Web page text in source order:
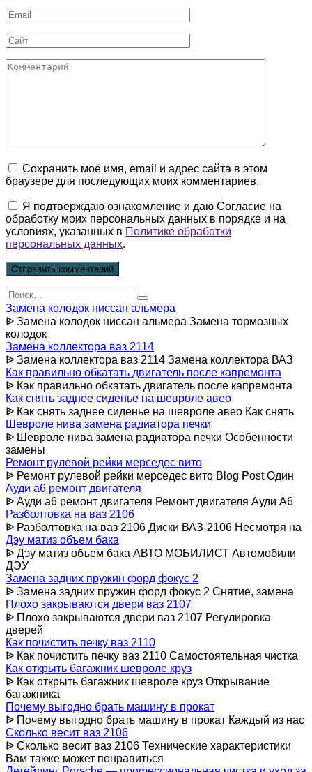
Email
*
Сайт
Комментарий
Сохранить моё имя, email и адрес сайта в этом
браузере для последующих моих комментариев.
Я подтверждаю ознакомление и даю Согласие на
обработку моих персональных данных в порядке и на
условиях, указанных в Политике обработки
персональных данных.
Search
for:
Замена колодок ниссан альмера
ᐉ Замена колодок ниссан альмера Замена тормозных
колодок
Замена коллектора ваз 2114
ᐉ Замена коллектора ваз 2114 Замена коллектора ВАЗ
Как правильно обкатать двигатель после капремонта
ᐉ Как правильно обкатать двигатель после капремонта
Как снять заднее сиденье на шевроле авео
ᐉ Как снять заднее сиденье на шевроле авео Как снять
Шевроле нива замена радиатора печки
ᐉ Шевроле нива замена радиатора печки Особенности
замены
Ремонт рулевой рейки мерседес вито
ᐉ Ремонт рулевой рейки мерседес вито Blog Post Один
Ауди а6 ремонт двигателя
ᐉ Ауди а6 ремонт двигателя Ремонт двигателя Ауди А6
Разболтовка на ваз 2106
ᐉ Разболтовка на ваз 2106 Диски ВАЗ-2106 Несмотря на
Дэу матиз объем бака
ᐉ Дэу матиз объем бака АВТО МОБИЛИСТ Автомобили
ДЭУ
Замена задних пружин форд фокус 2
ᐉ Замена задних пружин форд фокус 2 Снятие, замена
Плохо закрываются двери ваз 2107
ᐉ Плохо закрываются двери ваз 2107 Регулировка
дверей
Как почистить печку ваз 2110
ᐉ Как почистить печку ваз 2110 Самостоятельная чистка
Как открыть багажник шевроле круз
ᐉ Как открыть багажник шевроле круз Открывание
багажника
Почему выгодно брать машину в прокат
ᐉ Почему выгодно брать машину в прокат Каждый из нас
Сколько весит ваз 2106
ᐉ Сколько весит ваз 2106 Технические характеристики
Вам также может понравиться